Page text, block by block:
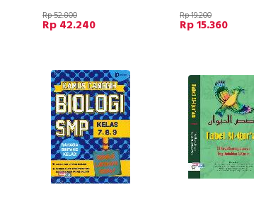
Rp 52.800
Rp 42.240
Rp 19.200
Rp 15.360